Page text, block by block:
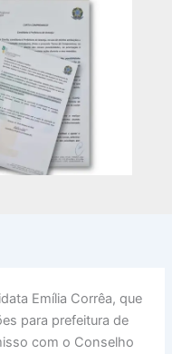
Emília Corrêa, que
para prefeitura de
com o Conselho